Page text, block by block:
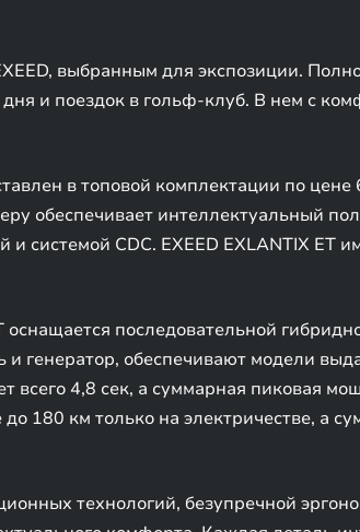
выбранным для экспозиции.
и поездок в гольф-клуб. В нем с
в топовой комплектации по
обеспечивает интеллектуальный
и системой CDC. EXEED EXLANTIX
последовательной
и генератор, обеспечивают модели
всего 4,8 сек, а суммарная пиковая
180 км только на электричестве, а
технологий, безупречной